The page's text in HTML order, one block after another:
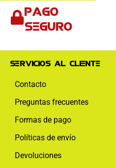
Pago
seguro
Servicios al cliente
Contacto
Preguntas frecuentes
Formas de pago
Políticas de envío
Devoluciones